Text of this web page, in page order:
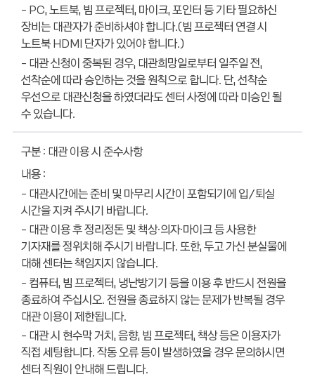
- PC, 노트북, 빔 프로젝터, 마이크, 포인터 등 기타 필요하신
장비는 대관자가 준비하셔야 합니다.(빔 프로젝터 연결 시
노트북 HDMI 단자가 있어야 합니다.)
- 대관 신청이 중복된 경우, 대관희망일로부터 일주일 전,
선착순에 따라 승인하는 것을 원칙으로 합니다. 단, 선착순
우선으로 대관신청을 하였더라도 센터 사정에 따라 미승인 될
수 있습니다.
대관 이용 시 준수사항
- 대관시간에는 준비 및 마무리 시간이 포함되기에 입/퇴실
시간을 지켜 주시기 바랍니다.
- 대관 이용 후 정리정돈 및 책상·의자·마이크 등 사용한
기자재를 정위치해 주시기 바랍니다. 또한, 두고 가신 분실물에
대해 센터는 책임지지 않습니다.
- 컴퓨터, 빔 프로젝터, 냉난방기기 등을 이용 후 반드시 전원을
종료하여 주십시오. 전원을 종료하지 않는 문제가 반복될 경우
대관 이용이 제한됩니다.
- 대관 시 현수막 거치, 음향, 빔 프로젝터, 책상 등은 이용자가
직접 세팅합니다. 작동 오류 등이 발생하였을 경우 문의하시면
센터 직원이 안내해 드립니다.